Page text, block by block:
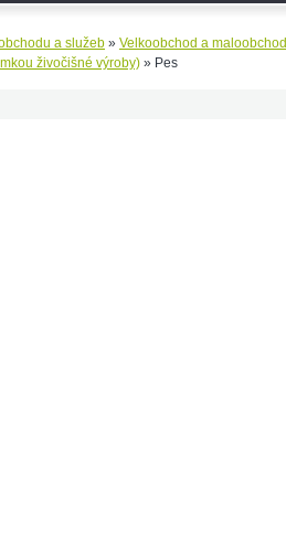
a služeb » Velkoobchod a maloobchod
živočišné výroby) » Pes